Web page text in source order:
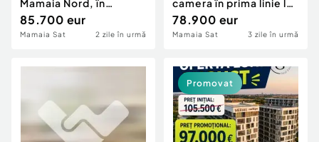
Mamaia Nord, în
complexul Alezzy Odys
85.700 eur
Mamaia Sat 2 zile în urmă
camera în prima linie la
mare central
78.900 eur
Mamaia Sat 3 zile în urmă
Promovat